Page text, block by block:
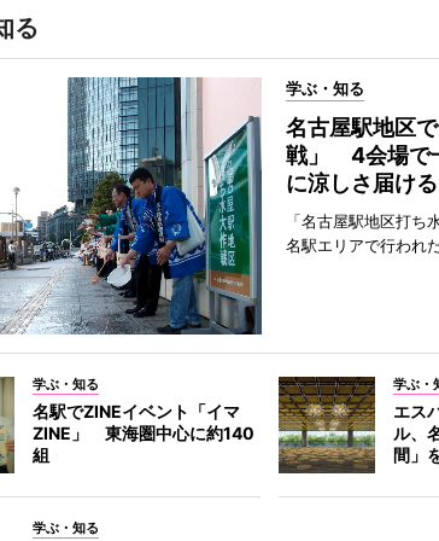
る
学ぶ・知る
名古屋駅地区
戦」 4会場で
に涼しさ届ける
「名古屋駅地区打ち
名駅エリアで行われた
学ぶ・知る
名駅でZINEイベント「イマ
ZINE」 東海圏中心に約140
組
学ぶ・
エス
ル、
間」
学ぶ・知る